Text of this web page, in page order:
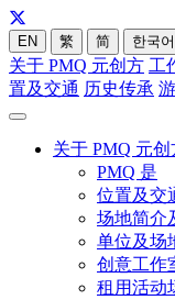
EN 繁 简 한국어
关于 PMQ 元创方 工
置及交通 历史传承
关于 PMQ 元创
PMQ 是
位置及交
场地简介
单位及场
创意工作
租用活动